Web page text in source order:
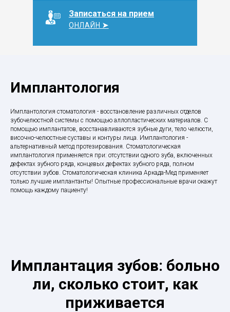
Записаться на прием
ОНЛАЙН ➤
Имплантология
Имплантология стоматология - восстановление различных отделов
зубочелюстной системы с помощью аллопластических материалов. С
помощью имплантатов, восстанавливаются зубные дуги, тело челюсти,
височно-челюстные суставы и контуры лица. Имплантология -
альтернативный метод протезирования. Стоматологическая
имплантология применяется при: отсутствии одного зуба, включенных
дефектах зубного ряда, концевых дефектах зубного ряда, полном
отсутствии зубов. Стоматологическая клиника Аркада-Мед применяет
только лучшие имплантанты! Опытные профессиональные врачи окажут
помощь каждому пациенту!
Имплантация зубов: больно
ли, сколько стоит, как
приживается